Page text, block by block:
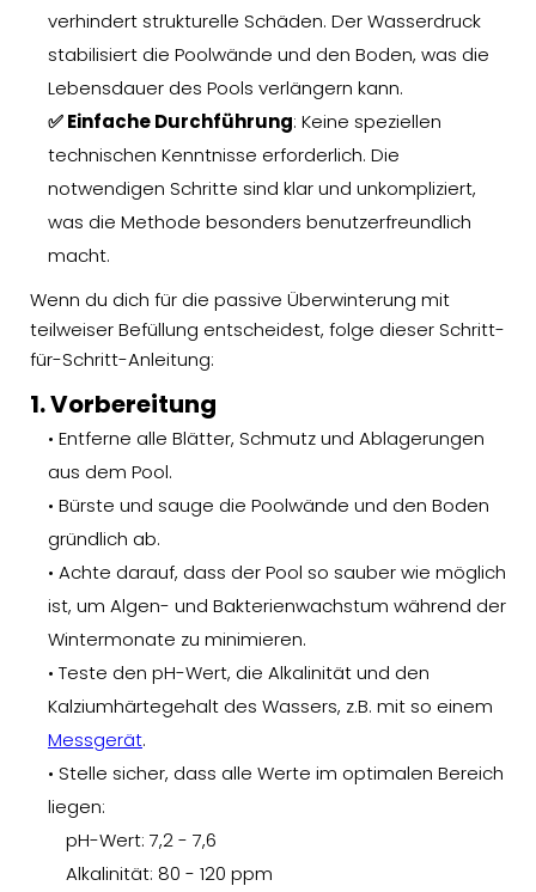
verhindert strukturelle Schäden. Der Wasserdruck
stabilisiert die Poolwände und den Boden, was die
Lebensdauer des Pools verlängern kann.
✅ Einfache Durchführung: Keine speziellen
technischen Kenntnisse erforderlich. Die
notwendigen Schritte sind klar und unkompliziert,
was die Methode besonders benutzerfreundlich
macht.
Wenn du dich für die passive Überwinterung mit
teilweiser Befüllung entscheidest, folge dieser Schritt-
für-Schritt-Anleitung:
1. Vorbereitung
• Entferne alle Blätter, Schmutz und Ablagerungen
aus dem Pool.
• Bürste und sauge die Poolwände und den Boden
gründlich ab.
• Achte darauf, dass der Pool so sauber wie möglich
ist, um Algen- und Bakterienwachstum während der
Wintermonate zu minimieren.
• Teste den pH-Wert, die Alkalinität und den
Kalziumhärtegehalt des Wassers, z.B. mit so einem
Messgerät.
• Stelle sicher, dass alle Werte im optimalen Bereich
liegen:
pH-Wert: 7,2 - 7,6
Alkalinität: 80 - 120 ppm